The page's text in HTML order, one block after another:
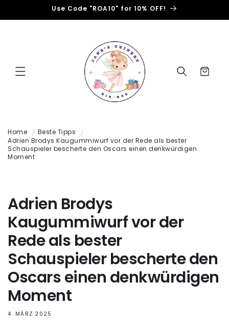
Inhalt
Use Code "ROA10" for 10% OFF!
Warenkorb
Home
Beste Tipps
Adrien Brodys Kaugummiwurf vor der Rede als bester
Schauspieler bescherte den Oscars einen denkwürdigen
Moment
Adrien Brodys
Kaugummiwurf vor der
Rede als bester
Schauspieler bescherte den
Oscars einen denkwürdigen
Moment
4. MÄRZ 2025